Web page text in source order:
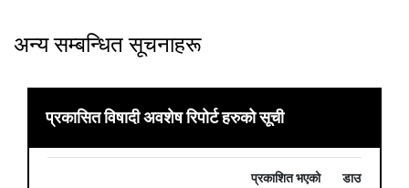
अन्य सम्बन्धित सूचनाहरू
प्रकासित विषादी अवशेष रिपोर्ट हरुको सूची
प्रकाशित भएको
डाउनलोड